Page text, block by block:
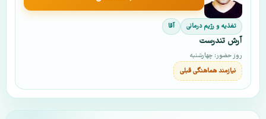
تغذیه و رژیم درمانی آقا
آرش تندرست
روز حضور: چهارشنبه
نیازمند هماهنگی قبلی